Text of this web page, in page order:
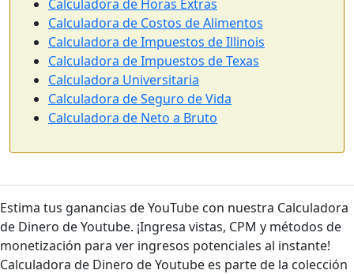
Calculadora de Horas Extras
Calculadora de Costos de Alimentos
Calculadora de Impuestos de Illinois
Calculadora de Impuestos de Texas
Calculadora Universitaria
Calculadora de Seguro de Vida
Calculadora de Neto a Bruto
Estima tus ganancias de YouTube con nuestra Calculadora
de Dinero de Youtube. ¡Ingresa vistas, CPM y métodos de
monetización para ver ingresos potenciales al instante!
Calculadora de Dinero de Youtube es parte de la colección